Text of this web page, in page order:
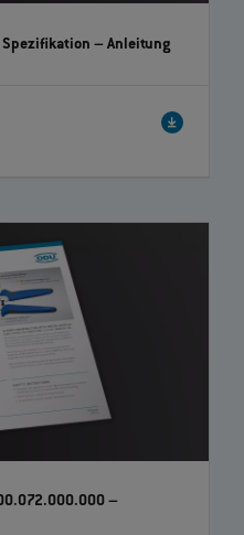
Spezifikation – Anleitung
–